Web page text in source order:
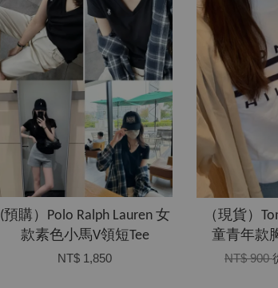
(預購）Polo Ralph Lauren 女
款素色小馬V領短Tee
NT$ 1,850
（現貨）
童青年款
NT$ 900